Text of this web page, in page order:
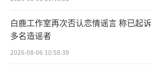
白鹿工作室再次否认恋情谣言 称已起诉
多名造谣者
2026-08-06 10:58:39